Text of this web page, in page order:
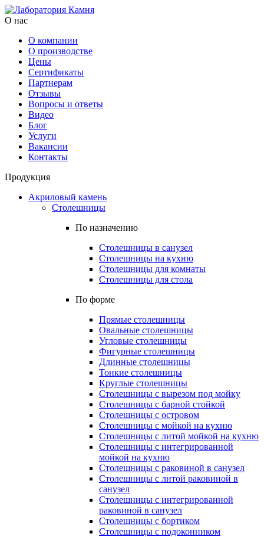
О нас
О компании
О производстве
Цены
Cертификаты
Партнерам
Отзывы
Вопросы и ответы
Видео
Блог
Услуги
Вакансии
Контакты
Продукция
Акриловый камень
Столешницы
По назначению
Столешницы в санузел
Столешницы на кухню
Столешницы для комнаты
Столешницы для стола
По форме
Прямые столешницы
Овальные столешницы
Угловые столешницы
Фигурные столешницы
Длинные столешницы
Тонкие столешницы
Круглые столешницы
Столешницы с вырезом под мойку
Столешницы с барной стойкой
Столешницы с островом
Столешницы с мойкой на кухню
Столешницы с литой мойкой на кухню
Столешницы с интегрированной
мойкой на кухню
Столешницы с раковиной в санузел
Столешницы с литой раковиной в
санузел
Столешницы с интегрированной
раковиной в санузел
Столешницы с бортиком
Столешницы с подоконником